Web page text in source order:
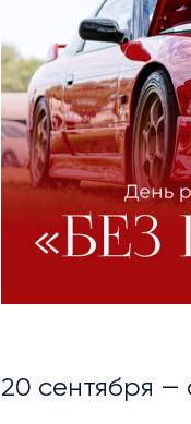
ОБ
20 сентября —